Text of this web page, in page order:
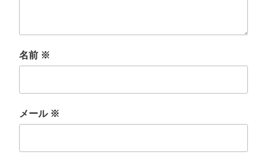
名前 ※
メール ※